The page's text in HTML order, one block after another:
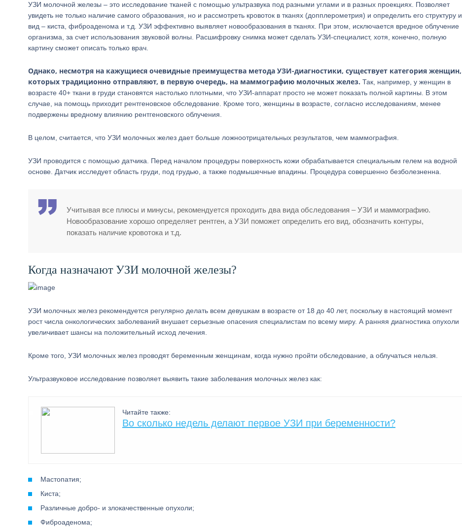
УЗИ молочной железы – это исследование тканей с помощью ультразвука под разными углами и в разных проекциях. Позволяет
увидеть не только наличие самого образования, но и рассмотреть кровоток в тканях (допплерометрия) и определить его структуру и
вид – киста, фиброаденома и т.д. УЗИ эффективно выявляет новообразования в тканях. При этом, исключается вредное облучение
организма, за счет использования звуковой волны. Расшифровку снимка может сделать УЗИ-специалист, хотя, конечно, полную
картину сможет описать только врач.
Однако, несмотря на кажущиеся очевидные преимущества метода УЗИ-диагностики, существует категория женщин,
которых традиционно отправляют, в первую очередь, на маммографию молочных желез. Так, например, у женщин в
возрасте 40+ ткани в груди становятся настолько плотными, что УЗИ-аппарат просто не может показать полной картины. В этом
случае, на помощь приходит рентгеновское обследование. Кроме того, женщины в возрасте, согласно исследованиям, менее
подвержены вредному влиянию рентгеновского облучения.
В целом, считается, что УЗИ молочных желез дает больше ложноотрицательных результатов, чем маммография.
УЗИ проводится с помощью датчика. Перед началом процедуры поверхность кожи обрабатывается специальным гелем на водной
основе. Датчик исследует область груди, под грудью, а также подмышечные впадины. Процедура совершенно безболезненна.
Учитывая все плюсы и минусы, рекомендуется проходить два вида обследования – УЗИ и маммографию.
Новообразование хорошо определяет рентген, а УЗИ поможет определить его вид, обозначить контуры,
показать наличие кровотока и т.д.
Когда назначают УЗИ молочной железы?
УЗИ молочных желез рекомендуется регулярно делать всем девушкам в возрасте от 18 до 40 лет, поскольку в настоящий момент
рост числа онкологических заболеваний внушает серьезные опасения специалистам по всему миру. А ранняя диагностика опухоли
увеличивает шансы на положительный исход лечения.
Кроме того, УЗИ молочных желез проводят беременным женщинам, когда нужно пройти обследование, а облучаться нельзя.
Ультразвуковое исследование позволяет выявить такие заболевания молочных желез как:
Читайте также:
Во сколько недель делают первое УЗИ при беременности?
Мастопатия;
Киста;
Различные добро- и злокачественные опухоли;
Фиброаденома;